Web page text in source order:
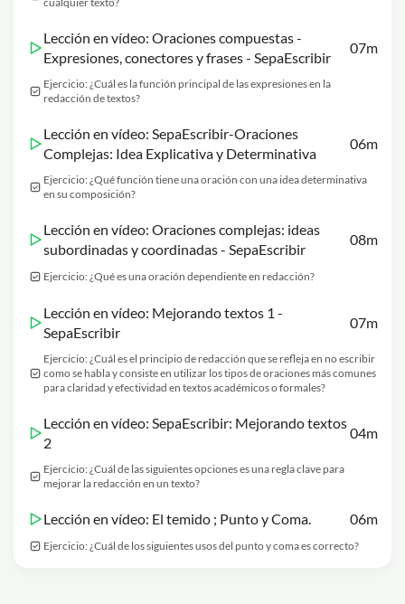
Lección en vídeo: Oraciones compuestas -
Expresiones, conectores y frases - SepaEscribir
07m
Ejercicio: ¿Cuál es la función principal de las expresiones en la
redacción de textos?
Lección en vídeo: SepaEscribir-Oraciones
Complejas: Idea Explicativa y Determinativa
06m
Ejercicio: ¿Qué función tiene una oración con una idea determinativa
en su composición?
Lección en vídeo: Oraciones complejas: ideas
subordinadas y coordinadas - SepaEscribir
08m
Ejercicio: ¿Qué es una oración dependiente en redacción?
Lección en vídeo: Mejorando textos 1 -
SepaEscribir
07m
Ejercicio: ¿Cuál es el principio de redacción que se refleja en no escribir
como se habla y consiste en utilizar los tipos de oraciones más comunes
para claridad y efectividad en textos académicos o formales?
Lección en vídeo: SepaEscribir: Mejorando textos
2
04m
Ejercicio: ¿Cuál de las siguientes opciones es una regla clave para
mejorar la redacción en un texto?
Lección en vídeo: El temido ; Punto y Coma. 06m
Ejercicio: ¿Cuál de los siguientes usos del punto y coma es correcto?